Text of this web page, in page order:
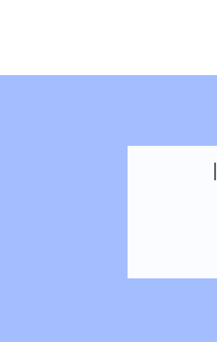
Réserver un